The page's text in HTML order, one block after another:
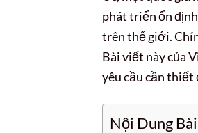
phát triển ổn
trên thế giới.
Bài viết này của
yêu cầu cần
Nội Dung